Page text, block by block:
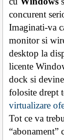
concurent
Imaginati-va
monitor si
desktop la
licente
dock si
folosite drept
virtualizare
Tot ce va
“abonament”